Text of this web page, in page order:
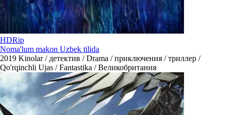
HDRip
Noma'lum makon Uzbek tilida
2019 Kinolar / детектив / Drama / приключения / триллер /
Qo'rqinchli Ujas / Fantastika / Великобритания